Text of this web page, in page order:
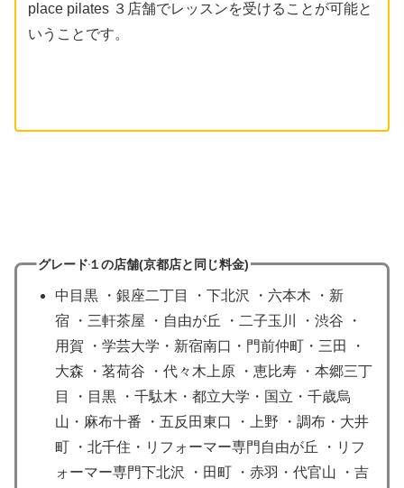
place pilates ３店舗でレッスンを受けることが可能と
いうことです。
グレード１の店舗(京都店と同じ料金)
中目黒 ・銀座二丁目 ・下北沢 ・六本木 ・新
宿 ・三軒茶屋 ・自由が丘 ・二子玉川 ・渋谷 ・
用賀 ・学芸大学・新宿南口・門前仲町・三田 ・
大森 ・茗荷谷 ・代々木上原 ・恵比寿 ・本郷三丁
目 ・目黒 ・千駄木・都立大学・国立・千歳烏
山・麻布十番 ・五反田東口 ・上野 ・調布・大井
町 ・北千住・リフォーマー専門自由が丘 ・リフ
ォーマー専門下北沢 ・田町 ・赤羽・代官山 ・吉